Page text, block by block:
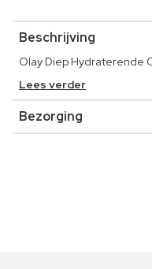
Beschrijving
Olay Diep Hydraterende
Lees verder
Bezorging